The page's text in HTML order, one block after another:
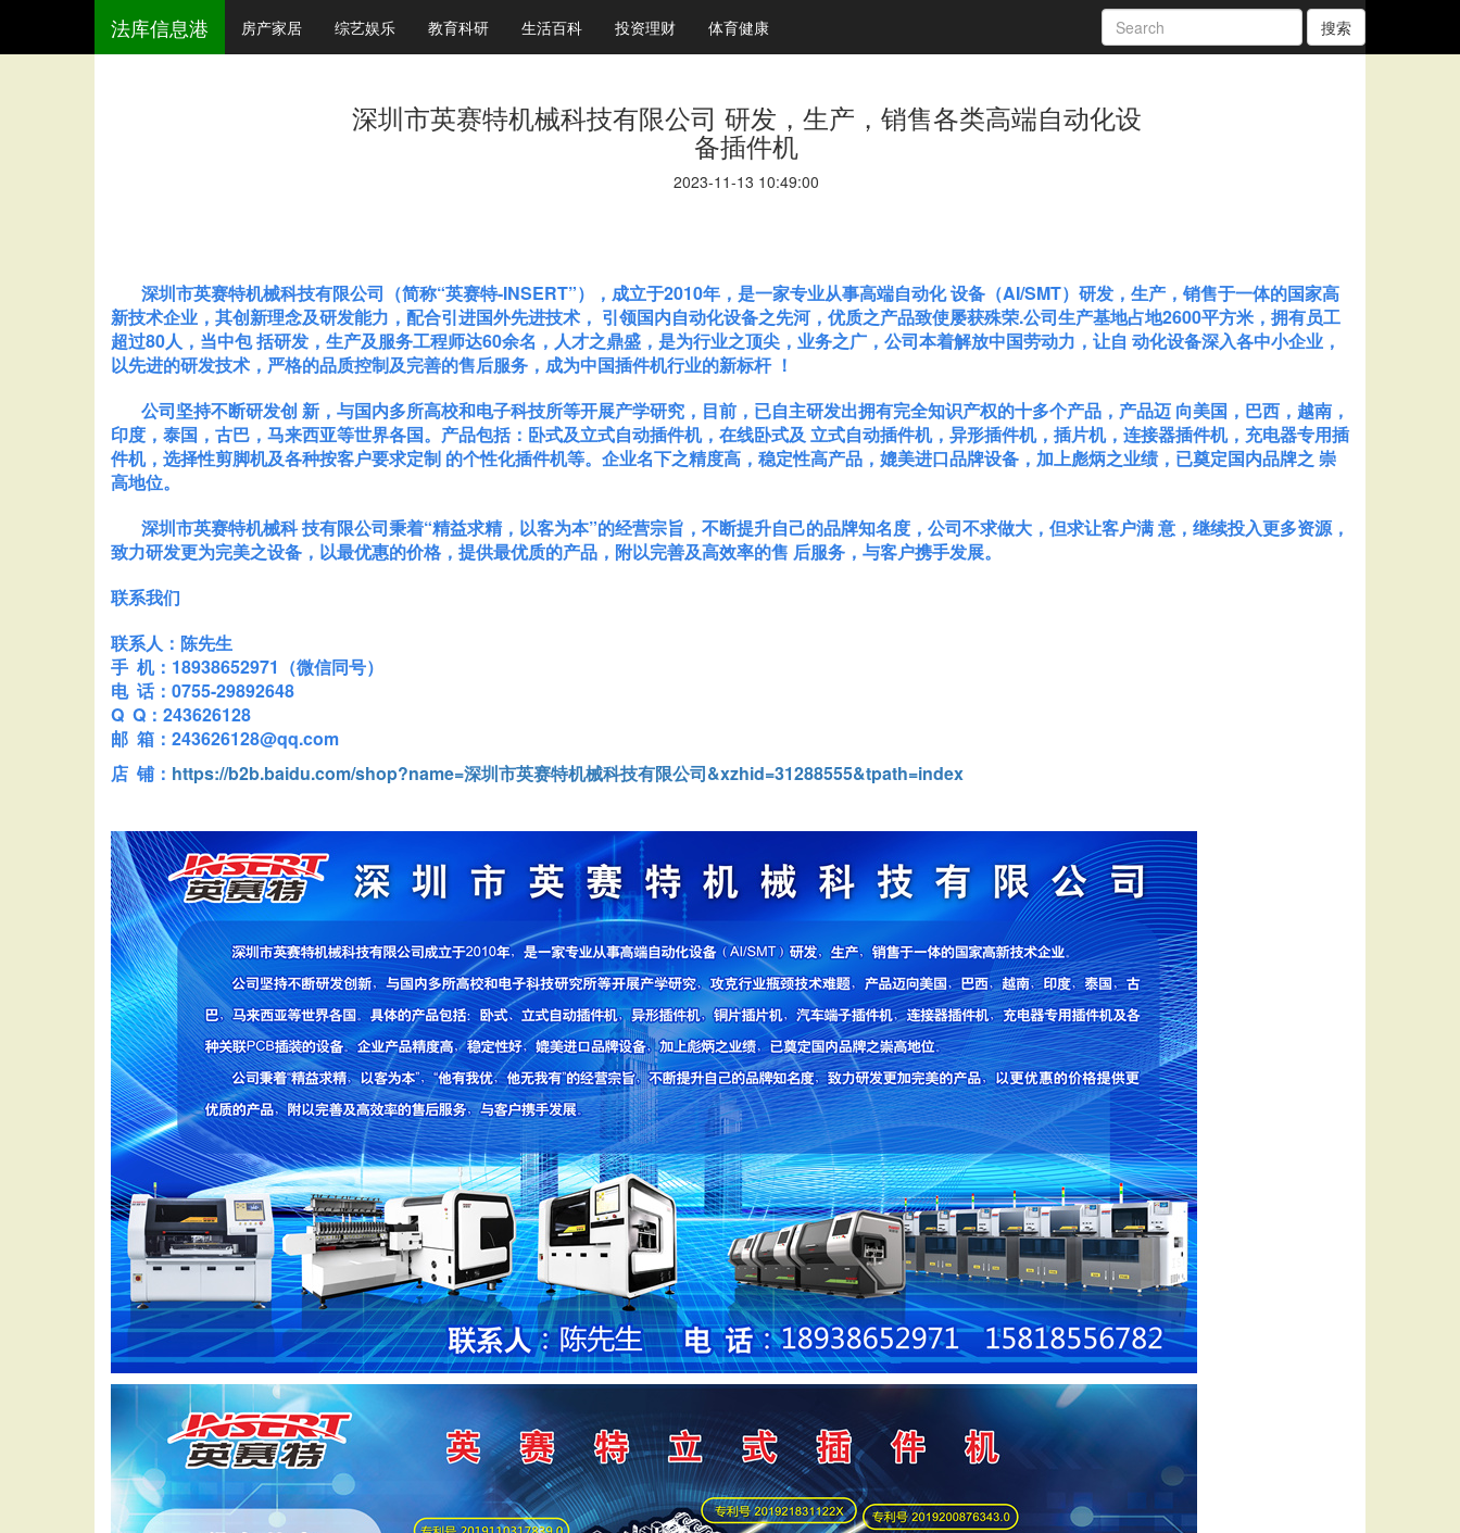
法库信息港 房产家居 综艺娱乐 教育科研 生活百科 投资理财 体育健康 搜索
深圳市英赛特机械科技有限公司 研发，生产，销售各类高端自动化设
备插件机
2023-11-13 10:49:00
深圳市英赛特机械科技有限公司（简称“英赛特-INSERT”），成立于2010年，是一家专业从事高端自动化 设备（AI/SMT）研发，生产，销售于一体的国家高
新技术企业，其创新理念及研发能力，配合引进国外先进技术， 引领国内自动化设备之先河，优质之产品致使屡获殊荣.公司生产基地占地2600平方米，拥有员工
超过80人，当中包 括研发，生产及服务工程师达60余名，人才之鼎盛，是为行业之顶尖，业务之广，公司本着解放中国劳动力，让自 动化设备深入各中小企业，
以先进的研发技术，严格的品质控制及完善的售后服务，成为中国插件机行业的新标杆 ！
公司坚持不断研发创 新，与国内多所高校和电子科技所等开展产学研究，目前，已自主研发出拥有完全知识产权的十多个产品，产品迈 向美国，巴西，越南，
印度，泰国，古巴，马来西亚等世界各国。产品包括：卧式及立式自动插件机，在线卧式及 立式自动插件机，异形插件机，插片机，连接器插件机，充电器专用插
件机，选择性剪脚机及各种按客户要求定制 的个性化插件机等。企业名下之精度高，稳定性高产品，媲美进口品牌设备，加上彪炳之业绩，已奠定国内品牌之 崇
高地位。
深圳市英赛特机械科 技有限公司秉着“精益求精，以客为本”的经营宗旨，不断提升自己的品牌知名度，公司不求做大，但求让客户满 意，继续投入更多资源，
致力研发更为完美之设备，以最优惠的价格，提供最优质的产品，附以完善及高效率的售 后服务，与客户携手发展。
联系我们
联系人：陈先生
手 机：18938652971（微信同号）
电 话：0755-29892648
Q Q：243626128
邮 箱：243626128@qq.com
店 铺： https://b2b.baidu.com/shop?name=深圳市英赛特机械科技有限公司&xzhid=31288555&tpath=index